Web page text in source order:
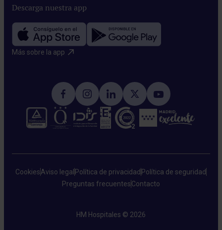
Descarga nuestra app
Más sobre la app​
CookiesAviso legal Política de privacidad Política de seguridad
Preguntas frecuentesContacto
HM Hospitales © 2026